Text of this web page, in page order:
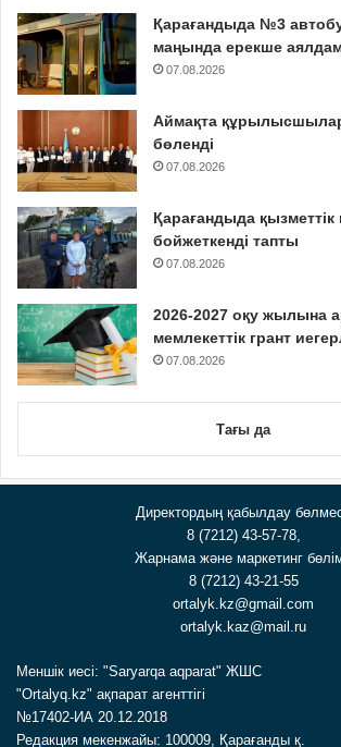
Қарағандыда №3
маңында ерекше
07.08.2026
Аймақта
бөленді
07.08.2026
Қарағандыда қызметтік
бойжеткенді тапты
07.08.2026
2026-2027 оқу жылына
мемлекеттік грант
07.08.2026
Тағы да
Директордың қабылдау
8 (7212) 43-57-78,
Жарнама және маркетинг
8 (7212) 43-21-55
ortalyk.kz@gmail.com
ortalyk.kaz@mail.ru
Меншік иесі: "Saryarqa aqparat" ЖШС
"Ortalyq.kz" ақпарат агенттігі
№17402-ИА 20.12.2018
Редакция мекенжайы: 100009, Қарағанды қ.